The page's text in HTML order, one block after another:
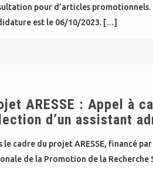
pour d’articles
est le 06/10/2023.[…]
ARESSE : Appel à
d’un assistant
le cadre du projet ARESSE, financé
de la Promotion de la Recherche